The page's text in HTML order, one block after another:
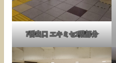
7番出口 エキミセ1階部分